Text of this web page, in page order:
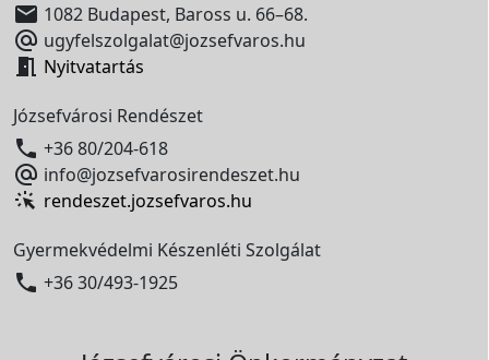
 1082 Budapest, Baross u. 66–68.
 ugyfelszolgalat@jozsefvaros.hu
 Nyitvatartás
Józsefvárosi Rendészet
 +36 80/204-618
 info@jozsefvarosirendeszet.hu
rendeszet.jozsefvaros.hu
Gyermekvédelmi Készenléti Szolgálat
 +36 30/493-1925